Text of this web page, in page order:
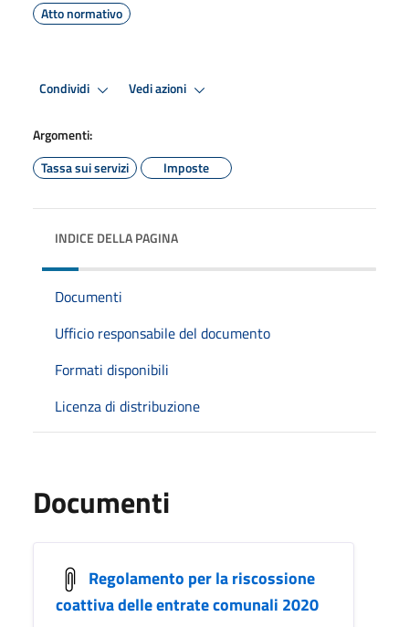
Atto normativo
Condividi Vedi azioni
Argomenti:
Tassa sui servizi
Imposte
INDICE DELLA PAGINA
Documenti
Ufficio responsabile del documento
Formati disponibili
Licenza di distribuzione
Documenti
Regolamento per la riscossione
coattiva delle entrate comunali 2020